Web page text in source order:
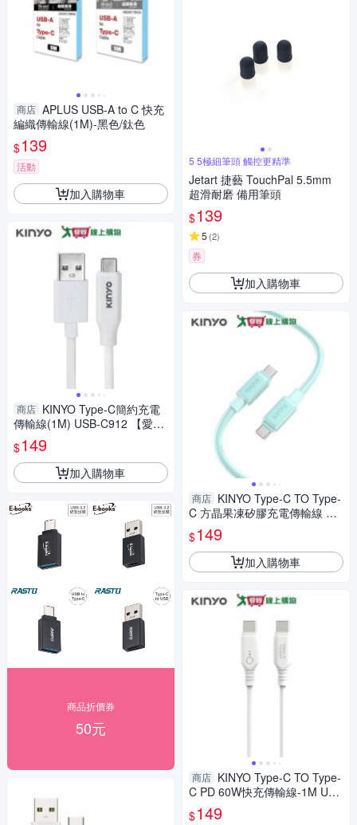
商店 APLUS USB-A to C 快充
編織傳輸線(1M)-黑色/鈦色
$139
活動
加入購物車
商店 KINYO Type-C簡約充電
傳輸線(1M) USB-C912 【愛
買】
$149
加入購物車
商品折價券
50元
5 5極細筆頭 觸控更精準
Jetart 捷藝 TouchPal 5.5mm
超滑耐磨 備用筆頭
$139
5 (2)
券
加入購物車
商店 KINYO Type-C TO Type-
C 方晶果凍矽膠充電傳輸線 US
B-TYC21【愛買】
$149
加入購物車
商店 KINYO Type-C TO Type-
C PD 60W快充傳輸線-1M USB
-TYC15【愛買】
$149